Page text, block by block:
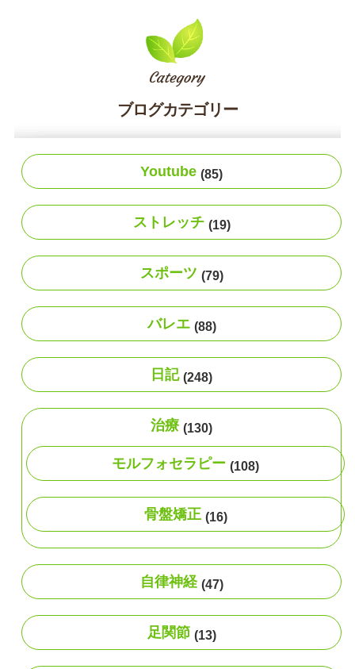
ブログカテゴリー
Youtube (85)
ストレッチ (19)
スポーツ (79)
バレエ (88)
日記 (248)
治療 (130)
モルフォセラピー (108)
骨盤矯正 (16)
自律神経 (47)
足関節 (13)